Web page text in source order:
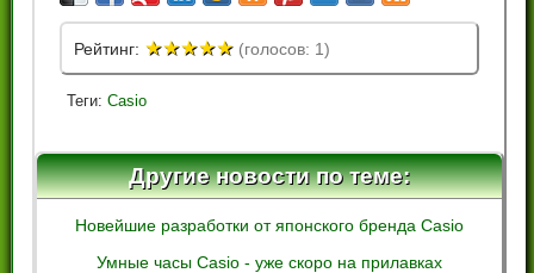
Рейтинг: ★★★★★(голосов: 1)
Теги:Casio
Другие новости по теме:
Новейшие разработки от японского бренда Casio
Умные часы Casio - уже скоро на прилавках